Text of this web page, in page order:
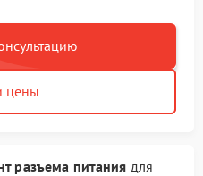
цены
разъема питания для